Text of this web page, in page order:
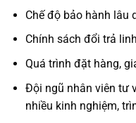
Chế độ bảo hành lâu
Chính sách đổi trả
Quá trình đặt hàng,
Đội ngũ nhân viên tư
nhiều kinh nghiệm,